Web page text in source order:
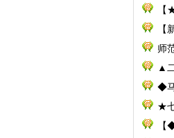
【
师
▲
◆
★